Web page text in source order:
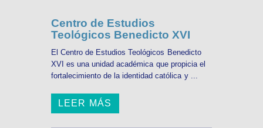
Centro de Estudios
Teológicos Benedicto XVI
El Centro de Estudios Teológicos Benedicto
XVI es una unidad académica que propicia el
fortalecimiento de la identidad católica y ...
LEER MÁS